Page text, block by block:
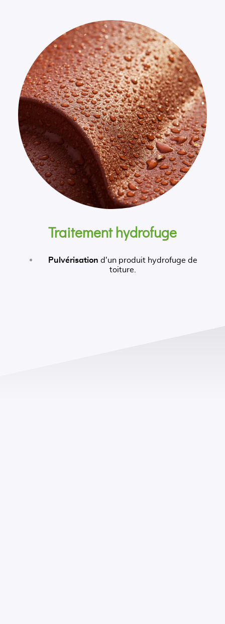
Traitement hydrofuge
Pulvérisation d'un produit hydrofuge de
toiture.